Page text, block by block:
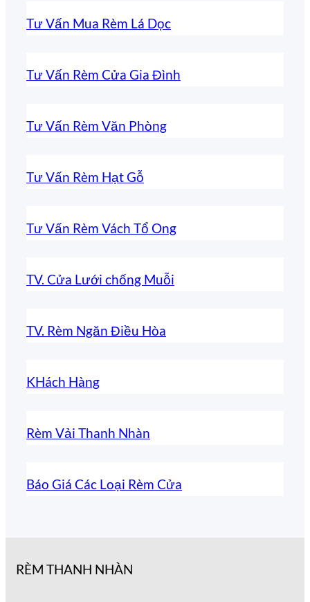
Tư Vấn Mua Rèm Lá Dọc
Tư Vấn Rèm Cửa Gia Đình
Tư Vấn Rèm Văn Phòng
Tư Vấn Rèm Hạt Gỗ
Tư Vấn Rèm Vách Tổ Ong
TV. Cửa Lưới chống Muỗi
TV. Rèm Ngăn Điều Hòa
KHách Hàng
Rèm Vải Thanh Nhàn
Báo Giá Các Loại Rèm Cửa
RÈM THANH NHÀN